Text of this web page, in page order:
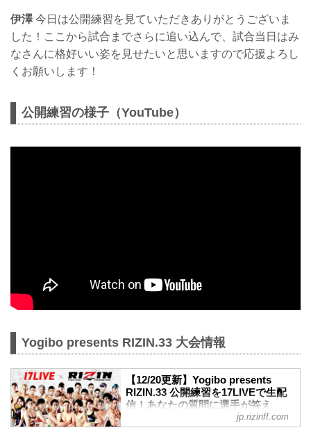
伊澤今日は公開練習を見ていただきありがとうございま
した！ここから試合までさらに追い込んで、試合当日はみ
なさんに格好いい姿を見せたいと思いますので応援よろし
くお願いします！
公開練習の様子（YouTube）
Yogibo presents RIZIN.33 大会情報
【12/20更新】Yogibo presents
RIZIN.33 公開練習を17LIVEで生配
信！あなたの質問に選手が答え
る？！ - RIZIN FIGHTING
FEDERATION オフィシャルサイト
jp.rizinff.com